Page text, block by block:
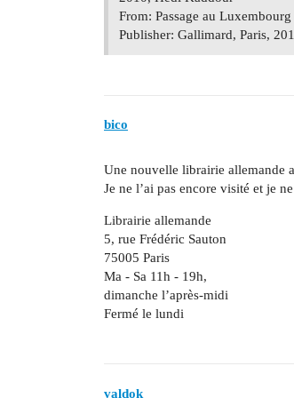
From: Passage au Luxembourg
Publisher: Gallimard, Paris,
bico
Une nouvelle librairie allemande
Je ne l’ai pas encore visité et je
Librairie allemande
5, rue Frédéric Sauton
75005 Paris
Ma - Sa 11h - 19h,
dimanche l’après-midi
Fermé le lundi
valdok